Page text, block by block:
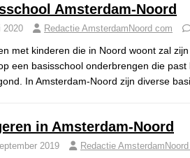
Amsterdam-Noord
2020 Redactie AmsterdamNoord com
met kinderen die in Noord woont zal
een basisschool onderbrengen die past
In Amsterdam-Noord zijn diverse
in Amsterdam-Noord
2019 Redactie